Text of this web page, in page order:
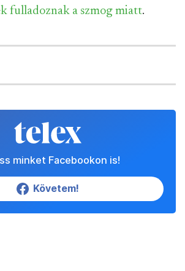
fulladoznak a szmog miatt.
minket Facebookon is!
Követem!